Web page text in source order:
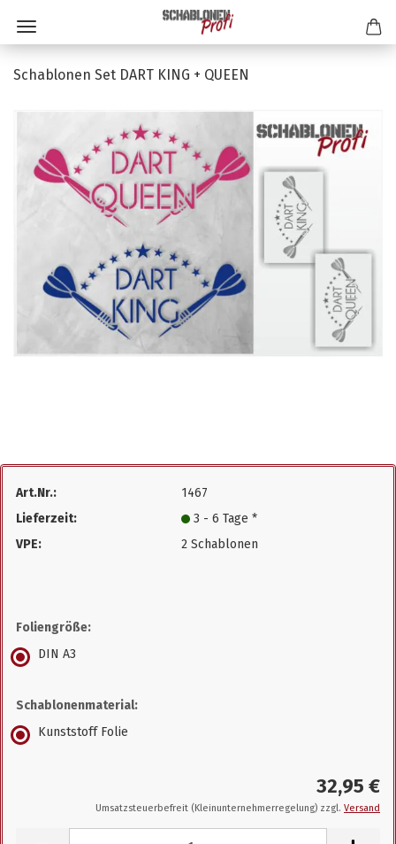
Schablonen Set DART KING + QUEEN
Art.Nr.:
1467
Lieferzeit:
3 - 6 Tage *
VPE:
2 Schablonen
Foliengröße:
DIN A3
Schablonenmaterial:
Kunststoff Folie
32,95 €
Umsatzsteuerbefreit (Kleinunternehmerregelung) zzgl. Versand